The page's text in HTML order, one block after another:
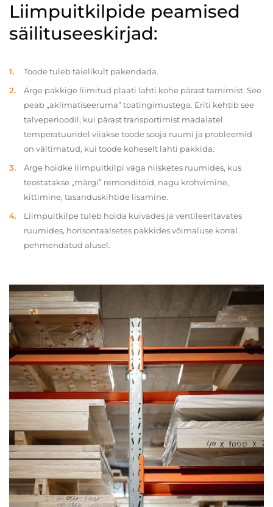
Liimpuitkilpide peamised
säilituseeskirjad:
Toode tuleb täielikult pakendada.
Ärge pakkige liimitud plaati lahti kohe pärast tarnimist. See
peab „aklimatiseeruma” toatingimustega. Eriti kehtib see
talveperioodil, kui pärast transportimist madalatel
temperatuuridel viiakse toode sooja ruumi ja probleemid
on vältimatud, kui toode koheselt lahti pakkida.
Ärge hoidke liimpuitkilpi väga niisketes ruumides, kus
teostatakse „märgi” remonditöid, nagu krohvimine,
kittimine, tasanduskihtide lisamine.
Liimpuitkilpe tuleb hoida kuivades ja ventileeritavates
ruumides, horisontaalsetes pakkides võimaluse korral
pehmendatud alusel.